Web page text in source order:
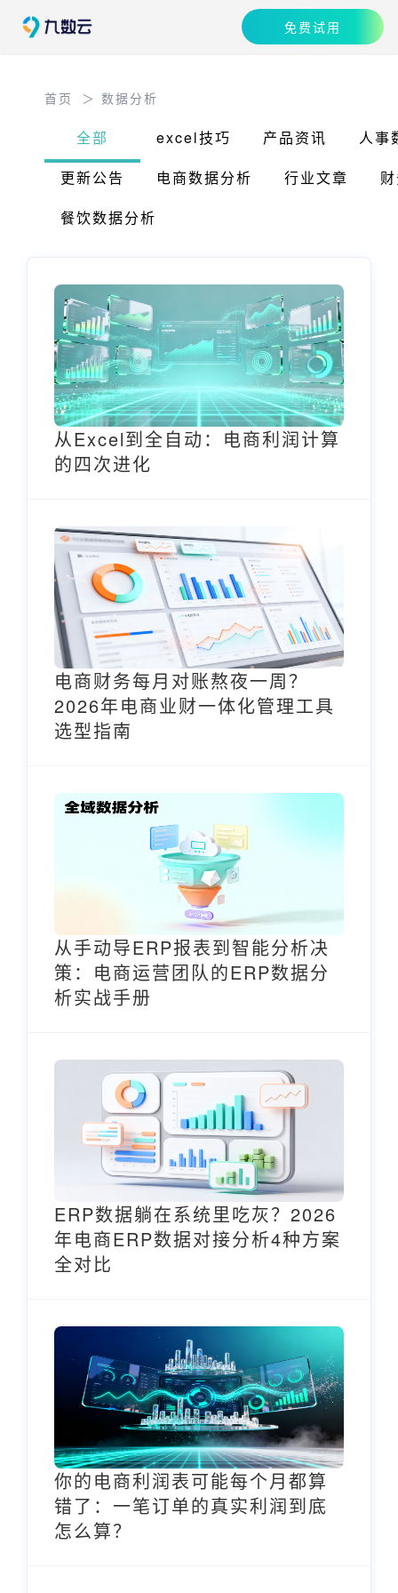
免费试用
首页 ＞ 数据分析
全部 excel技巧 产品资讯
人事
更新公告
电商数据分析 行业文章
餐饮数据分析
从Excel到全自动：电商利润计算
的四次进化
电商财务每月对账熬夜一周？
2026年电商业财一体化管理工具
选型指南
从手动导ERP报表到智能分析决
策：电商运营团队的ERP数据分
析实战手册
ERP数据躺在系统里吃灰？2026
年电商ERP数据对接分析4种方案
全对比
你的电商利润表可能每个月都算
错了：一笔订单的真实利润到底
怎么算？